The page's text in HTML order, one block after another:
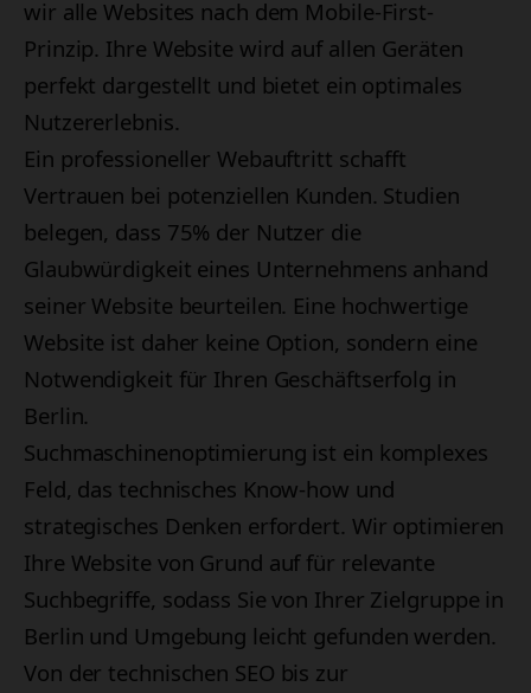
wir alle Websites nach dem Mobile-First-
Prinzip. Ihre Website wird auf allen Geräten
perfekt dargestellt und bietet ein optimales
Nutzererlebnis.
Ein professioneller Webauftritt schafft
Vertrauen bei potenziellen Kunden. Studien
belegen, dass 75% der Nutzer die
Glaubwürdigkeit eines Unternehmens anhand
seiner Website beurteilen. Eine hochwertige
Website ist daher keine Option, sondern eine
Notwendigkeit für Ihren Geschäftserfolg in
Berlin.
Suchmaschinenoptimierung ist ein komplexes
Feld, das technisches Know-how und
strategisches Denken erfordert. Wir optimieren
Ihre Website von Grund auf für relevante
Suchbegriffe, sodass Sie von Ihrer Zielgruppe in
Berlin und Umgebung leicht gefunden werden.
Von der technischen SEO bis zur